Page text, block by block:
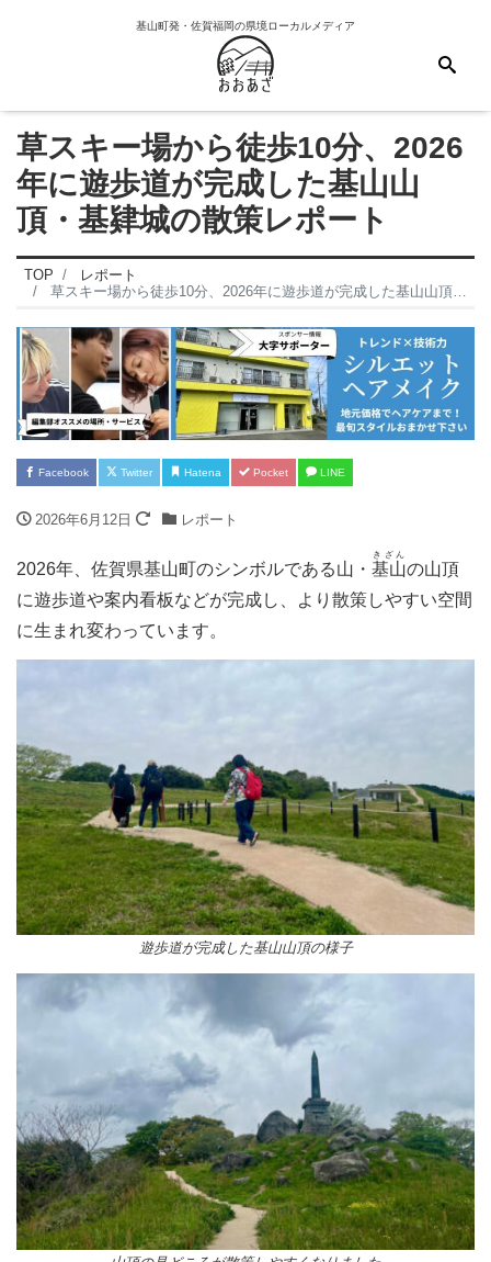
基山町発・佐賀福岡の県境ローカルメディア
草スキー場から徒歩10分、2026
年に遊歩道が完成した基山山
頂・基肄城の散策レポート
TOP
レポート
草スキー場から徒歩10分、2026年に遊歩道が完成した基山山頂・基
Facebook Twitter Hatena Pocket LINE
2026年6月12日 レポート
2026年、佐賀県基山町のシンボルである山・ 基山
きざん
の山頂
に遊歩道や案内看板などが完成し、より散策しやすい空間
に生まれ変わっています。
遊歩道が完成した基山山頂の様子